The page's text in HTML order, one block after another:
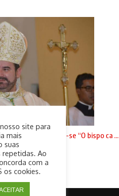
de Jundiaí cansam-se “O bispo ca ...
site para
mais
suas
repetidas. Ao
com a
os cookies.